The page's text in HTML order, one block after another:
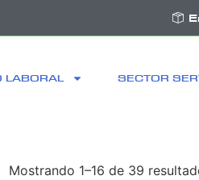
LABORAL SECTOR
Mostrando 1–16 de 39